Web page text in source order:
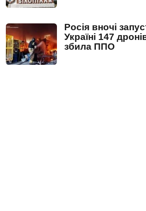
Росія вночі
Україні 147
збила ППО